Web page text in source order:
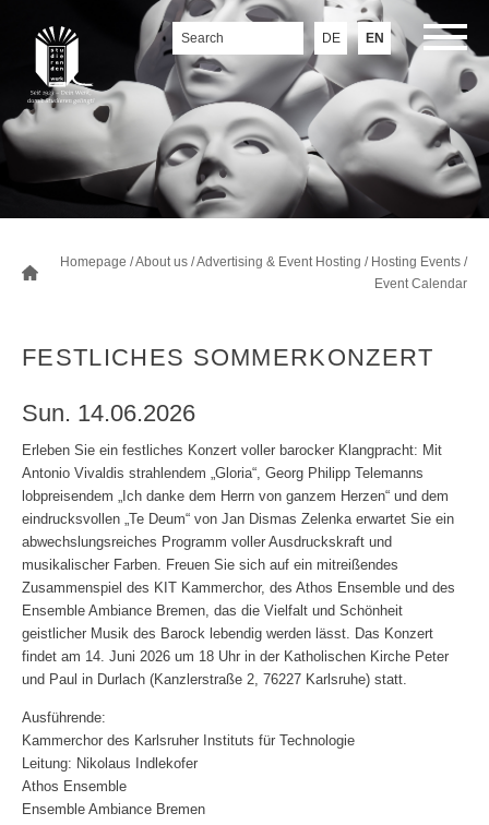
DE EN
Homepage /About us /Advertising & Event Hosting / Hosting Events /
Event Calendar
FESTLICHES SOMMERKONZERT
Sun. 14.06.2026
Erleben Sie ein festliches Konzert voller barocker Klangpracht: Mit
Antonio Vivaldis strahlendem „Gloria“, Georg Philipp Telemanns
lobpreisendem „Ich danke dem Herrn von ganzem Herzen“ und dem
eindrucksvollen „Te Deum“ von Jan Dismas Zelenka erwartet Sie ein
abwechslungsreiches Programm voller Ausdruckskraft und
musikalischer Farben. Freuen Sie sich auf ein mitreißendes
Zusammenspiel des KIT Kammerchor, des Athos Ensemble und des
Ensemble Ambiance Bremen, das die Vielfalt und Schönheit
geistlicher Musik des Barock lebendig werden lässt. Das Konzert
findet am 14. Juni 2026 um 18 Uhr in der Katholischen Kirche Peter
und Paul in Durlach (Kanzlerstraße 2, 76227 Karlsruhe) statt.
Ausführende:
Kammerchor des Karlsruher Instituts für Technologie
Leitung: Nikolaus Indlekofer
Athos Ensemble
Ensemble Ambiance Bremen